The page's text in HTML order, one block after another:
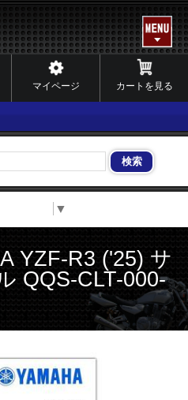
マイページ カートを見る
▼
YZF-R3 ('25) サ
QQS-CLT-000-